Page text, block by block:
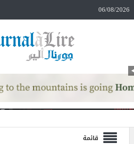
06/08/2026
قائمة